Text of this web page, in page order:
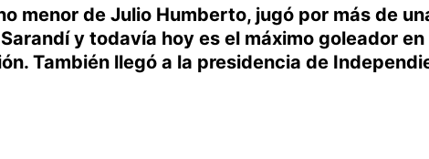
menor de Julio Humberto, jugó por más de
y todavía hoy es el máximo goleador en
También llegó a la presidencia de